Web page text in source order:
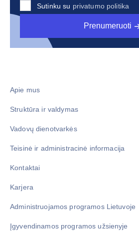
Sutinku su privatumo politika
Prenumeruoti
Apie mus
Struktūra ir valdymas
Vadovų dienotvarkės
Teisinė ir administracinė informacija
Kontaktai
Karjera
Administruojamos programos Lietuvoje
Įgyvendinamos programos užsienyje